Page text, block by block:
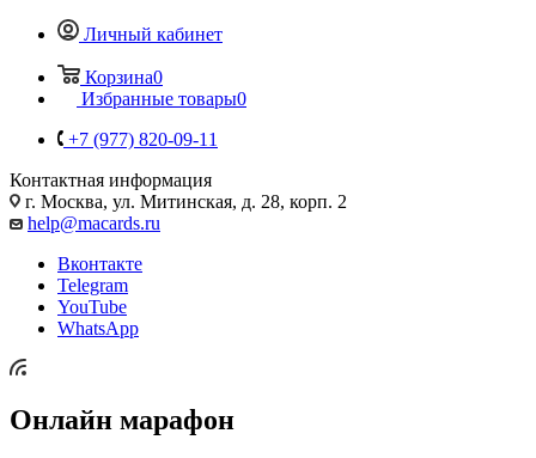
Личный кабинет
Корзина0
Избранные товары0
+7 (977) 820-09-11
Контактная информация
г. Москва, ул. Митинская, д. 28, корп. 2
help@macards.ru
Вконтакте
Telegram
YouTube
WhatsApp
Онлайн марафон